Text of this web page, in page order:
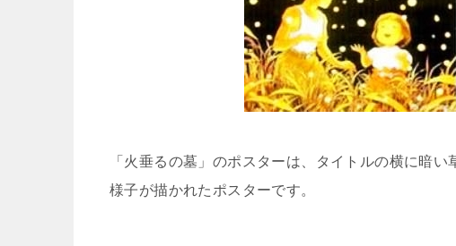
「火垂るの墓」のポスターは、タイトルの横に暗
様子が描かれたポスターです。